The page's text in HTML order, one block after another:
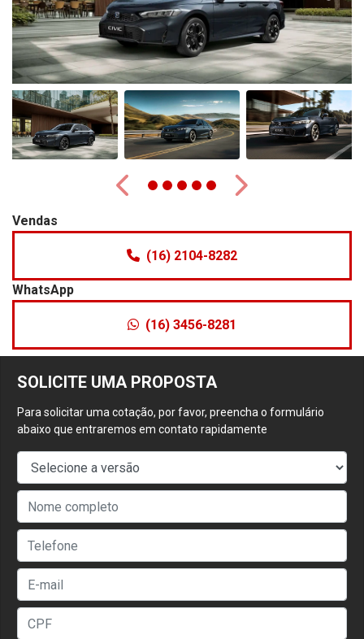
SOLICITE UMA PROPOSTA
Para solicitar uma cotação, por favor, preencha o formulário
abaixo que entraremos em contato rapidamente
Anterior
Próximo
Vendas
(16) 2104-8282
WhatsApp
(16) 3456-8281